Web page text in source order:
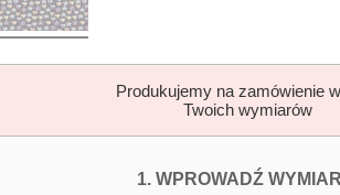
Produkujemy na zamówienie
Twoich wymiarów
1. WPROWADŹ